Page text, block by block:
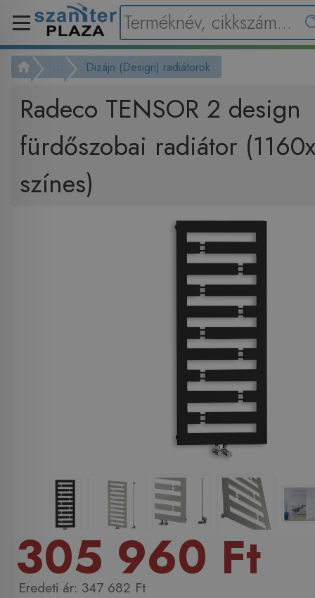
... Dizájn (Design) radiátorok
Radeco TENSOR 2 design
fürdőszobai radiátor
színes)
305 960 Ft
347 682 Ft